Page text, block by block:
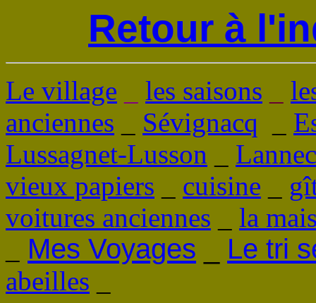
Retour à
Le village les saisons
anciennes
Sévignacq
Lussagnet-Lusson
vieux papiers
cuisine
voitures anciennes
la
Mes Voyages Le tri
abeilles